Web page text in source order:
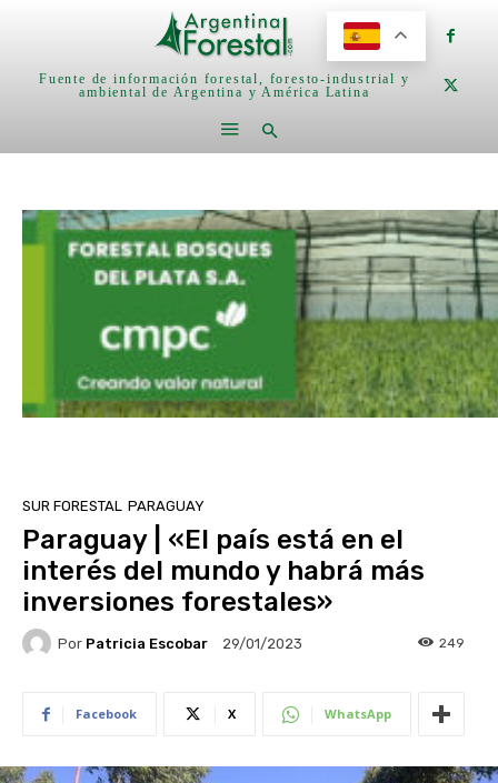
Fuente de información forestal, foresto-industrial y
ambiental de Argentina y América Latina
SUR FORESTAL PARAGUAY
Paraguay | «El país está en el
interés del mundo y habrá más
inversiones forestales»
Por Patricia Escobar 29/01/2023 249
Facebook X WhatsApp